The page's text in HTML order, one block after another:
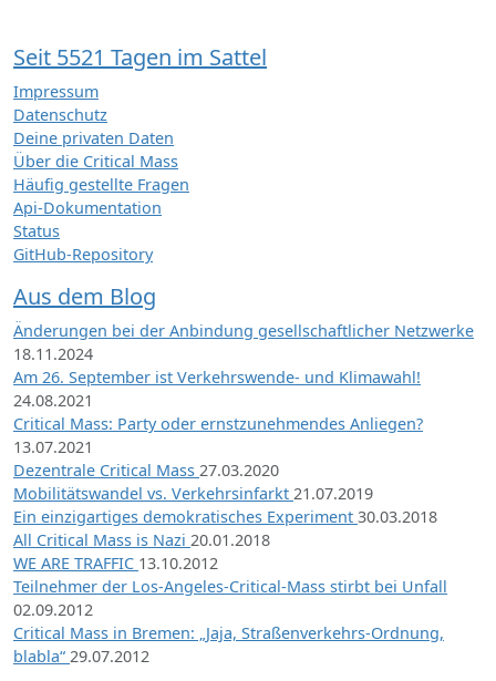
Seit 5521 Tagen im Sattel
Impressum
Datenschutz
Deine privaten Daten
Über die Critical Mass
Häufig gestellte Fragen
Api-Dokumentation
Status
GitHub-Repository
Aus dem Blog
Änderungen bei der Anbindung gesellschaftlicher Netzwerke
18.11.2024
Am 26. September ist Verkehrswende- und Klimawahl!
24.08.2021
Critical Mass: Party oder ernstzunehmendes Anliegen?
13.07.2021
Dezentrale Critical Mass 27.03.2020
Mobilitätswandel vs. Verkehrsinfarkt 21.07.2019
Ein einzigartiges demokratisches Experiment 30.03.2018
All Critical Mass is Nazi 20.01.2018
WE ARE TRAFFIC 13.10.2012
Teilnehmer der Los-Angeles-Critical-Mass stirbt bei Unfall
02.09.2012
Critical Mass in Bremen: „Jaja, Straßenverkehrs-Ordnung,
blabla“ 29.07.2012